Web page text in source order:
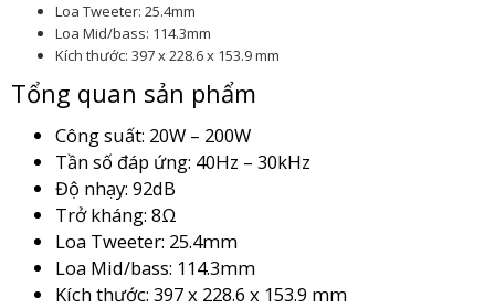
Loa Tweeter: 25.4mm
Loa Mid/bass: 114.3mm
Kích thước: 397 x 228.6 x 153.9 mm
Tổng quan sản phẩm
Công suất: 20W – 200W
Tần số đáp ứng: 40Hz – 30kHz
Độ nhạy: 92dB
Trở kháng: 8Ω
Loa Tweeter: 25.4mm
Loa Mid/bass: 114.3mm
Kích thước: 397 x 228.6 x 153.9 mm